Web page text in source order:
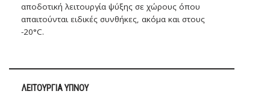
αποδοτική λειτουργία ψύξης σε χώρους όπου
απαιτούνται ειδικές συνθήκες, ακόμα και στους
-20°C.
ΛΕΙΤΟΥΡΓΊΑ ΎΠΝΟΥ